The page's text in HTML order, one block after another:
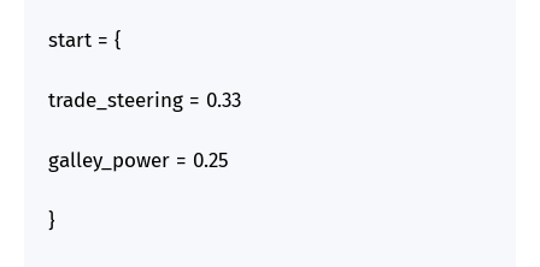
start = {
trade_steering = 0.33
galley_power = 0.25
}